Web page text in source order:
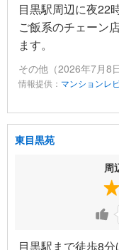
目黒駅周辺に夜22
ご飯系のチェーン
ます。
その他（2026年7月8
情報提供： マンションレ
東目黒苑
周
目黒駅まで徒歩8分